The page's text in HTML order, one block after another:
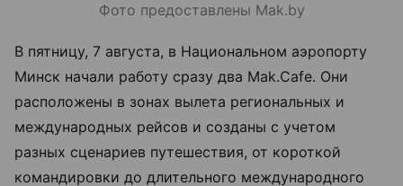
Фото предоставлены Mak.by
В пятницу, 7 августа, в Национальном аэропорту
Минск начали работу сразу два Mak.Cafe. Они
расположены в зонах вылета региональных и
международных рейсов и созданы с учетом
разных сценариев путешествия, от короткой
командировки до длительного международного